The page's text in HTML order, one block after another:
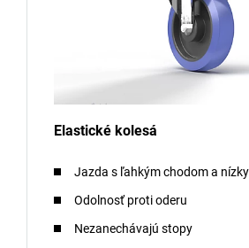
Elastické kolesá
Jazda s ľahkým chodom a
Odolnosť proti oderu
Nezanechávajú stopy